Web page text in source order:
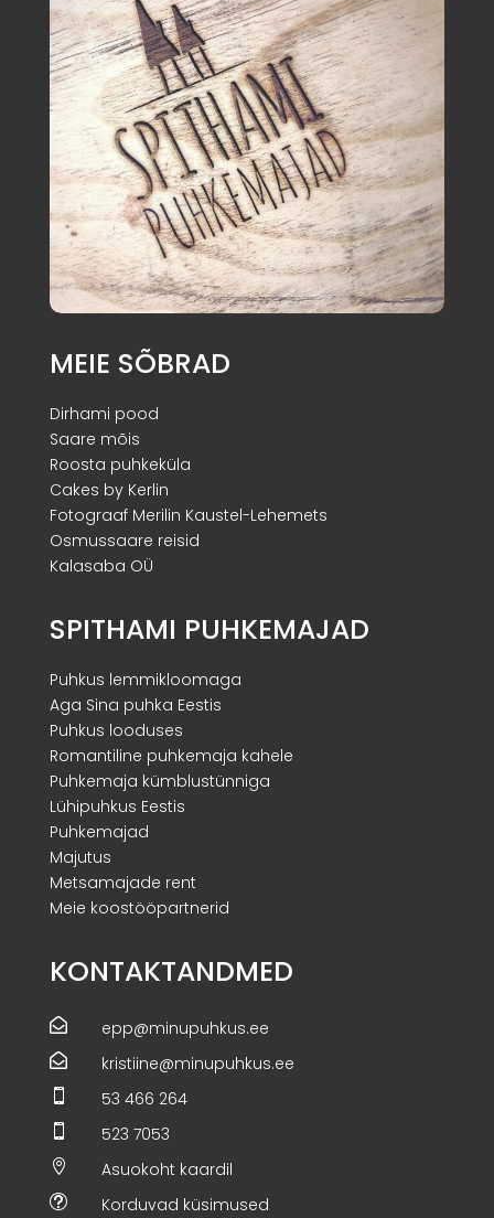
MEIE SÕBRAD
Dirhami pood
Saare mõis
Roosta puhkeküla
Cakes by Kerlin
Fotograaf Merilin Kaustel-Lehemets
Osmussaare reisid
Kalasaba OÜ
SPITHAMI PUHKEMAJAD
Puhkus lemmikloomaga
Aga Sina puhka Eestis
Puhkus looduses
Romantiline puhkemaja kahele
Puhkemaja kümblustünniga
Lühipuhkus Eestis
Puhkemajad
Majutus
Metsamajade rent
Meie koostööpartnerid
KONTAKTANDMED
 epp@minupuhkus.ee
 kristiine@minupuhkus.ee
 53 466 264
 523 7053
 Asuokoht kaardil
t Korduvad küsimused